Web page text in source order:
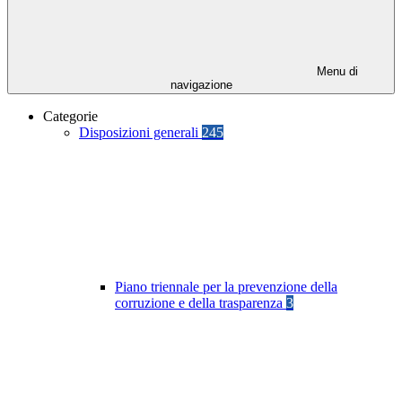
Menu di
navigazione
Categorie
Disposizioni generali 245
Piano triennale per la prevenzione della
corruzione e della trasparenza 3